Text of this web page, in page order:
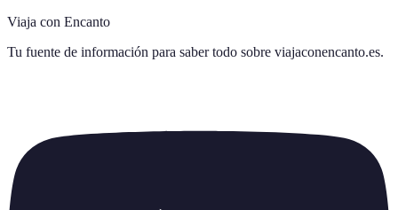
Viaja con Encanto
Tu fuente de información para saber todo sobre viajaconencanto.es.